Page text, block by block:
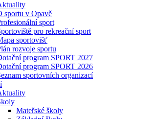
sportu v Opavě
sport
pro rekreační sport
sportovišť
rozvoje sportu
program SPORT 2027
program SPORT 2026
sportovních organizací
Mateřské školy